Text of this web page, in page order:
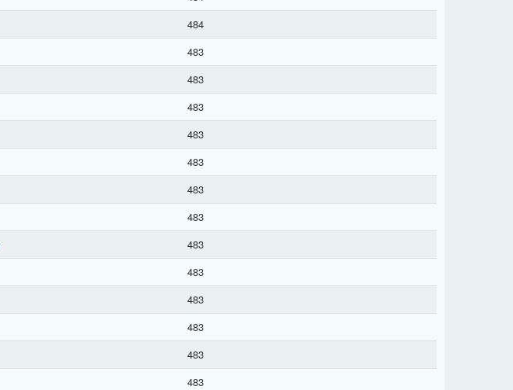
484
483
483
483
483
483
483
483
483
483
483
483
483
483